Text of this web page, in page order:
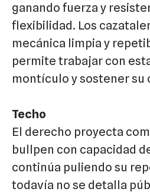
ganando fuerza y
flexibilidad. Los
mecánica limpia y
permite trabajar con
montículo y sostener su
Techo
El derecho proyecta
bullpen con capacidad
continúa puliendo su
todavía no se detalla